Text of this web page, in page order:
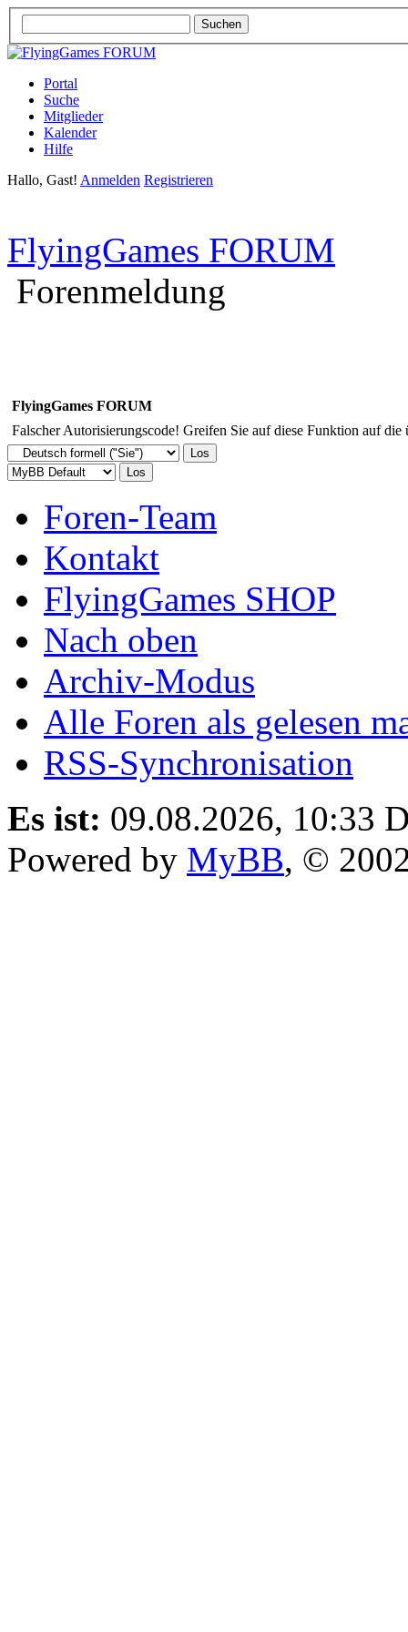
Portal
Suche
Mitglieder
Kalender
Hilfe
Hallo, Gast! Anmelden Registrieren
FlyingGames FORUM
Forenmeldung
FlyingGames FORUM
Falscher Autorisierungscode! Greifen Sie auf diese Funktion auf
Foren-Team
Kontakt
FlyingGames SHOP
Nach oben
Archiv-Modus
Alle Foren als gelesen
RSS-Synchronisation
Es ist: 09.08.2026, 10:33
Powered by MyBB, ©